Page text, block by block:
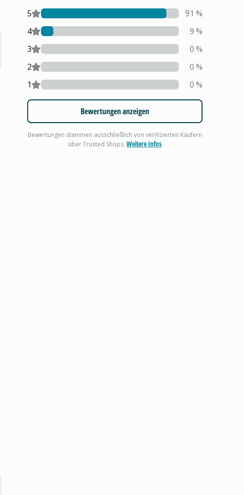
5 91 %
4
9 %
3
0 %
2
0 %
1
0 %
Bewertungen anzeigen
Bewertungen stammen ausschließlich von verifizierten Käufern
über Trusted Shops.Weitere Infos